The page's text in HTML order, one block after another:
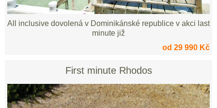
All inclusive dovolená v Dominikánské republice v akci last
minute již
od 29 990 Kč
First minute Rhodos